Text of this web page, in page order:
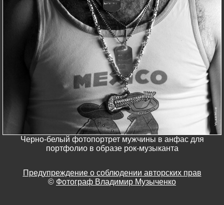
Черно-белый фотопортрет мужчины в анфас для
портфолио в образе рок-музыканта
Предупреждение о соблюдении авторских прав
© Фотограф Владимир Музыченко